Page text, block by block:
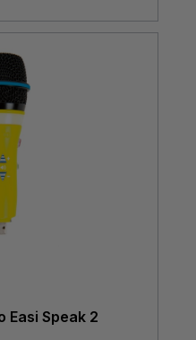
Easi Speak 2